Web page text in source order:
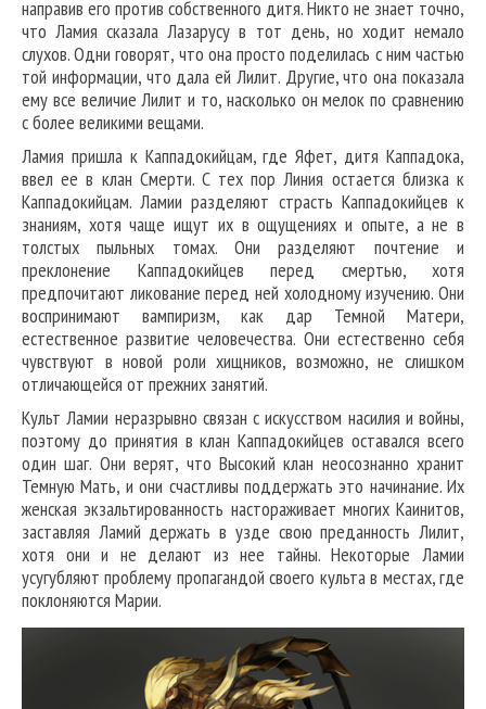
направив его против собственного дитя. Никто не знает точно,
что Ламия сказала Лазарусу в тот день, но ходит немало
слухов. Одни говорят, что она просто поделилась с ним частью
той информации, что дала ей Лилит. Другие, что она показала
ему все величие Лилит и то, насколько он мелок по сравнению
с более великими вещами.
Ламия пришла к Каппадокийцам, где Яфет, дитя Каппадока,
ввел ее в клан Смерти. С тех пор Линия остается близка к
Каппадокийцам. Ламии разделяют страсть Каппадокийцев к
знаниям, хотя чаще ищут их в ощущениях и опыте, а не в
толстых пыльных томах. Они разделяют почтение и
преклонение Каппадокийцев перед смертью, хотя
предпочитают ликование перед ней холодному изучению. Они
воспринимают вампиризм, как дар Темной Матери,
естественное развитие человечества. Они естественно себя
чувствуют в новой роли хищников, возможно, не слишком
отличающейся от прежних занятий.
Культ Ламии неразрывно связан с искусством насилия и войны,
поэтому до принятия в клан Каппадокийцев оставался всего
один шаг. Они верят, что Высокий клан неосознанно хранит
Темную Мать, и они счастливы поддержать это начинание. Их
женская экзальтированность настораживает многих Каинитов,
заставляя Ламий держать в узде свою преданность Лилит,
хотя они и не делают из нее тайны. Некоторые Ламии
усугубляют проблему пропагандой своего культа в местах, где
поклоняются Марии.